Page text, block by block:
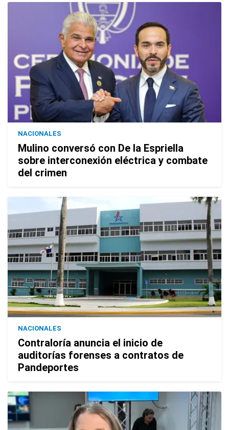
NACIONALES
Mulino conversó con De la Espriella
sobre interconexión eléctrica y combate
del crimen
NACIONALES
Contraloría anuncia el inicio de
auditorías forenses a contratos de
Pandeportes